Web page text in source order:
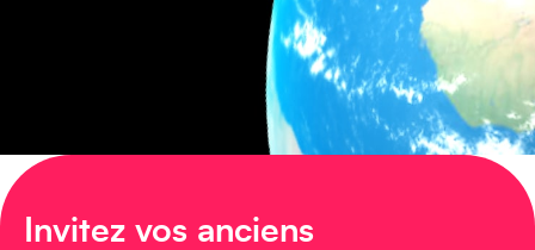
Invitez vos anciens
Amérique du Sud